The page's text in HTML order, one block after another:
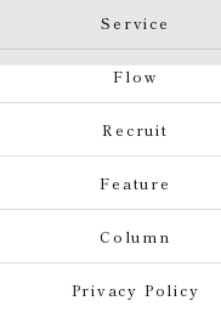
Service
Flow
Recruit
Feature
Column
Privacy Policy